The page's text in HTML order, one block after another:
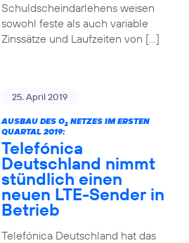
Schuldscheindarlehens weisen
sowohl feste als auch variable
Zinssätze und Laufzeiten von […]
25. April 2019
AUSBAU DES O2NETZES IM ERSTEN
QUARTAL 2019:
Telefónica
Deutschland nimmt
stündlich einen
neuen LTE-Sender in
Betrieb
Telefónica Deutschland hat das